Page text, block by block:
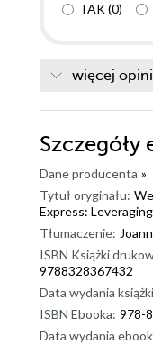
TAK(0)
więcej
Szczegóły
Dane producenta »
Tytuł oryginału:
Express:
Tłumaczenie:
ISBN Książki
9788328367432
Data wydania
ISBN Ebooka: 978-
Data wydania